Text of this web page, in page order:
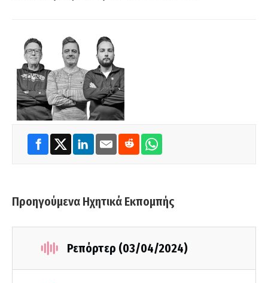
Προηγούμενα Ηχητικά Εκπομπής
Ρεπόρτερ (03/04/2024)